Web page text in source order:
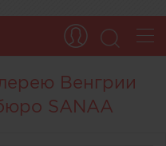
Венгрии
SANAA